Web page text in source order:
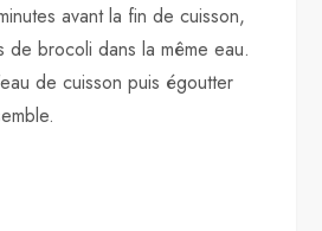
avant la fin de cuisson,
de brocoli dans la même eau.
de cuisson puis égoutter